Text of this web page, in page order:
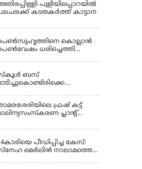
പുളിയിലപ്പാറയിൽ
കടതകർത്ത് കാട്ടാന
കൊല്ലാന്‍
ധരിച്ചെത്തി
ബസ്
മരിച്ചു, രണ്ട്
പരിക്ക്
ഫ്രഷ് കട്ട്
പ്ലാന്റ്
പീഡിപ്പിച്ച കേസ്:
മെർലിൻ നാലാമത്തെ